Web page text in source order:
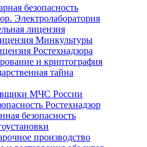
безопасность
Электролаборатория
лицензия
Минкультуры
Ростехнадзора
и криптография
тайна
МЧС России
Ростехнадзор
безопасность
производство